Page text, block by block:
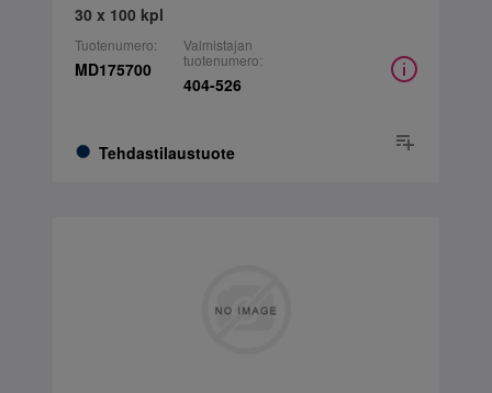
30 x 100 kpl
Tuotenumero:
MD175700
Tehdastilaustuote
Valmistajan
tuotenumero:
404-526